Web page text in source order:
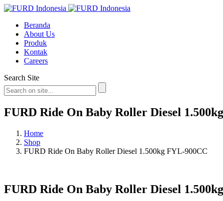
Beranda
About Us
Produk
Kontak
Careers
Search Site
FURD Ride On Baby Roller Diesel
Home
Shop
FURD Ride On Baby Roller Diesel 1.500kg FYL-900CC
FURD Ride On Baby Roller Diesel